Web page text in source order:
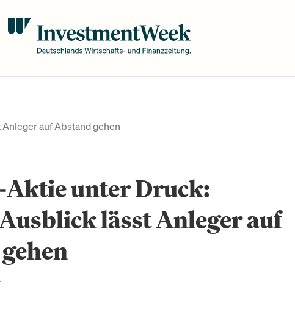
auf Abstand gehen
unter Druck:
lässt Anleger auf